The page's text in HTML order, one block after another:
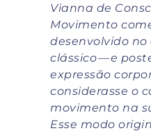
Vianna de
Movimento
desenvolvido no
clássico — e
expressão
considerasse o
movimento na
Esse modo